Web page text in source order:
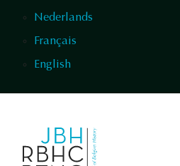
Nederlands
Français
English